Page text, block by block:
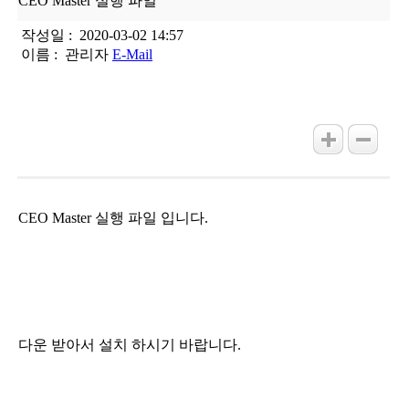
작성일 : 2020-03-02 14:57
이름 : 관리자 E-Mail
CEO Master 실행 파일 입니다.
다운 받아서 설치 하시기 바랍니다.